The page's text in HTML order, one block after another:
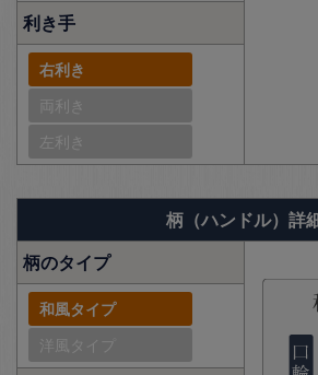
利き手
右利き
両利き
左利き
柄（ハンドル）詳
柄のタイプ
和風タイプ
洋風タイプ